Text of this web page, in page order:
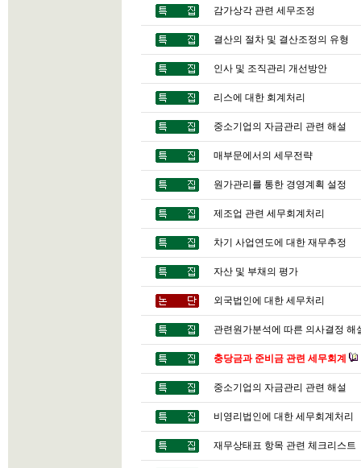
감가상각 관련 세무조정
결산의 절차 및 결산조정의 유형
인사 및 조직관리 개선방안
리스에 대한 회계처리
중소기업의 자금관리 관련 해설
매부문에서의 세무전략
원가관리를 통한 경영계획 설정
제조업 관련 세무회계처리
차기 사업연도에 대한 재무추정
자산 및 부채의 평가
외국법인에 대한 세무처리
관련원가분석에 따른 의사결정 해
충당금과 준비금 관련 세무회계
중소기업의 자금관리 관련 해설
비영리법인에 대한 세무회계처리
재무상태표 항목 관련 체크리스트